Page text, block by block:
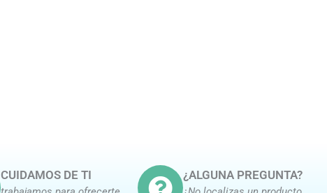
CUIDAMOS DE TI ¿ALGUNA PREGUNTA?